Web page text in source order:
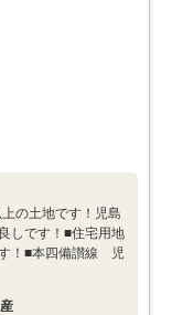
の土地です！児島
しです！■住宅用地
！■本四備讃線 児